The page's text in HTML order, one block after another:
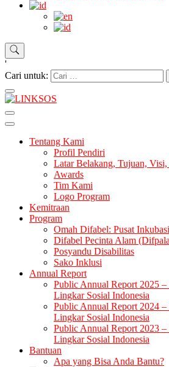
'
Cari untuk:
Tentang Kami
Profil Pendiri
Latar Belakang, Tujuan,
Awards
Tim Kami
Logo Program
Kemitraan
Program
Omah Difabel: Pusat
Difabel Pecinta Alam
Posyandu Disabilitas
Sako Inklusi
Annual Report
Public Annual Report 2025 –
Lingkar Sosial Indonesia
Public Annual Report 2024 –
Lingkar Sosial Indonesia
Public Annual Report 2023 –
Lingkar Sosial Indonesia
Bantuan
Apa yang Bisa Anda Bantu?